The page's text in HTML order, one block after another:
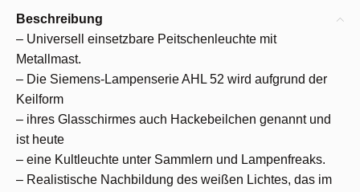
Beschreibung
– Universell einsetzbare Peitschenleuchte mit
Metallmast.
– Die Siemens-Lampenserie AHL 52 wird aufgrund der
Keilform
– ihres Glasschirmes auch Hackebeilchen genannt und
ist heute
– eine Kultleuchte unter Sammlern und Lampenfreaks.
– Realistische Nachbildung des weißen Lichtes, das im